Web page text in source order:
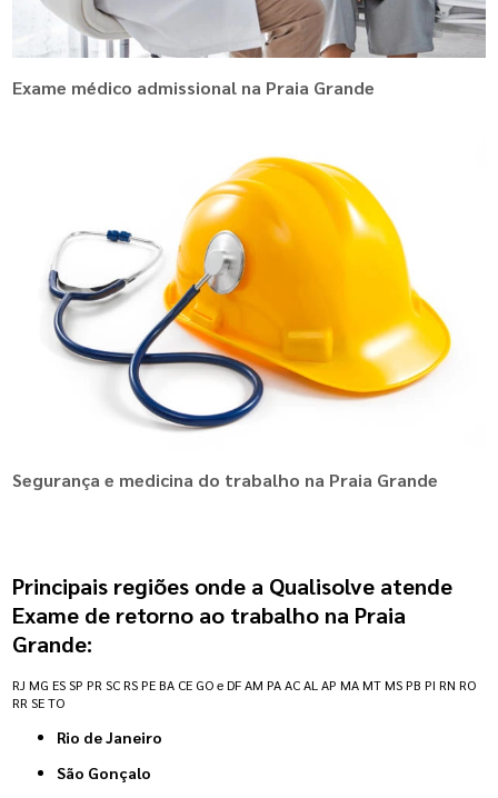
Exame médico admissional na Praia Grande
Segurança e medicina do trabalho na Praia Grande
Principais regiões onde a Qualisolve atende
Exame de retorno ao trabalho na Praia
Grande:
RJ MG ES SP PR SC RS PE BA CE GO e DF AM PA AC AL AP MA MT MS PB PI RN RO
RR SE TO
Rio de Janeiro
São Gonçalo